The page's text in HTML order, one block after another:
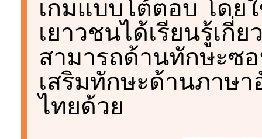
เกมแบบโต้ตอบ โดย
เยาวชนได้เรียนรู้เกี่
สามารถด้านทักษะซ
เสริมทักษะด้านภาษ
ไทยด้วย